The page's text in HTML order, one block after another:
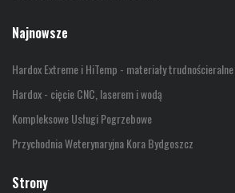
Najnowsze
Hardox Extreme i HiTemp - materiały trudnościeralne
Hardox - cięcie CNC, laserem i wodą
Kompleksowe Usługi Pogrzebowe
Przychodnia Weterynaryjna Kora Bydgoszcz
Strony